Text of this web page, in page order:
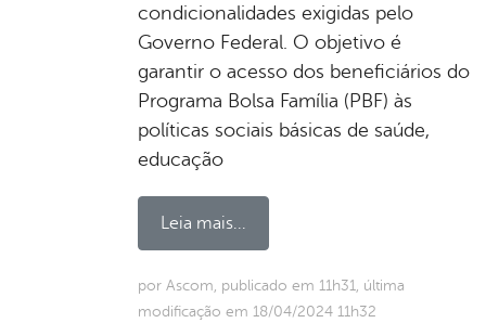
condicionalidades exigidas pelo
Governo Federal. O objetivo é
garantir o acesso dos beneficiários do
Programa Bolsa Família (PBF) às
políticas sociais básicas de saúde,
educação
Leia mais...
por Ascom, publicado em 11h31, última
modificação em 18/04/2024 11h32